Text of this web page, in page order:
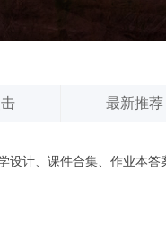
最新推荐
设计、课件合集、作业本答